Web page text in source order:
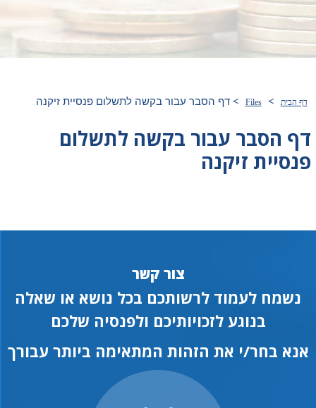
דף הבית >
Files
>דף הסבר עבור בקשה לתשלום פנסיית זיקנה
דף הסבר עבור בקשה לתשלום
פנסיית זיקנה
צור קשר
נשמח לעמוד לרשותכם בכל נושא או שאלה
בנוגע לזכויותיכם ולפנסיה שלכם
אנא בחר/י את הזהות המתאימה ביותר עבורך